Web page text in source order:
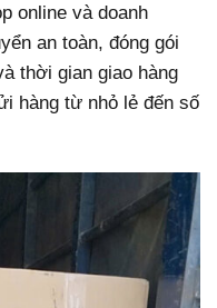
online và doanh
an toàn, đóng gói
thời gian giao hàng
hàng từ nhỏ lẻ đến số